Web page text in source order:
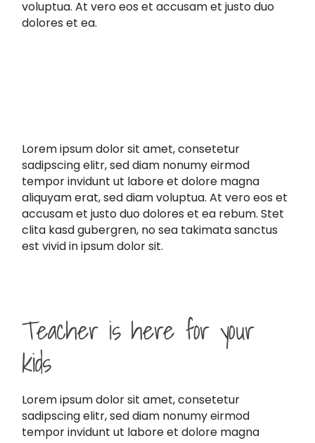
voluptua. At vero eos et accusam et justo duo
dolores et ea.
Lorem ipsum dolor sit amet, consetetur
sadipscing elitr, sed diam nonumy eirmod
tempor invidunt ut labore et dolore magna
aliquyam erat, sed diam voluptua. At vero eos et
accusam et justo duo dolores et ea rebum. Stet
clita kasd gubergren, no sea takimata sanctus
est vivid in ipsum dolor sit.
Teacher is here for your
kids
Lorem ipsum dolor sit amet, consetetur
sadipscing elitr, sed diam nonumy eirmod
tempor invidunt ut labore et dolore magna